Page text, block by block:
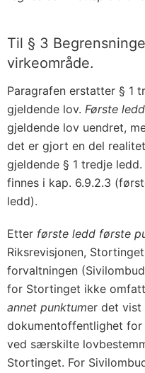
Til § 3
virkeområde.
Paragrafen erstatter § 1
gjeldende lov. Første ledd
gjeldende lov uendret,
det er gjort en del
gjeldende § 1 tredje
finnes i kap. 6.9.2.3
ledd).
Etter første ledd første
Riksrevisjonen,
forvaltningen
for Stortinget ikke
annet punktumer det vist
dokumentoffentlighet for
ved særskilte
Stortinget. For